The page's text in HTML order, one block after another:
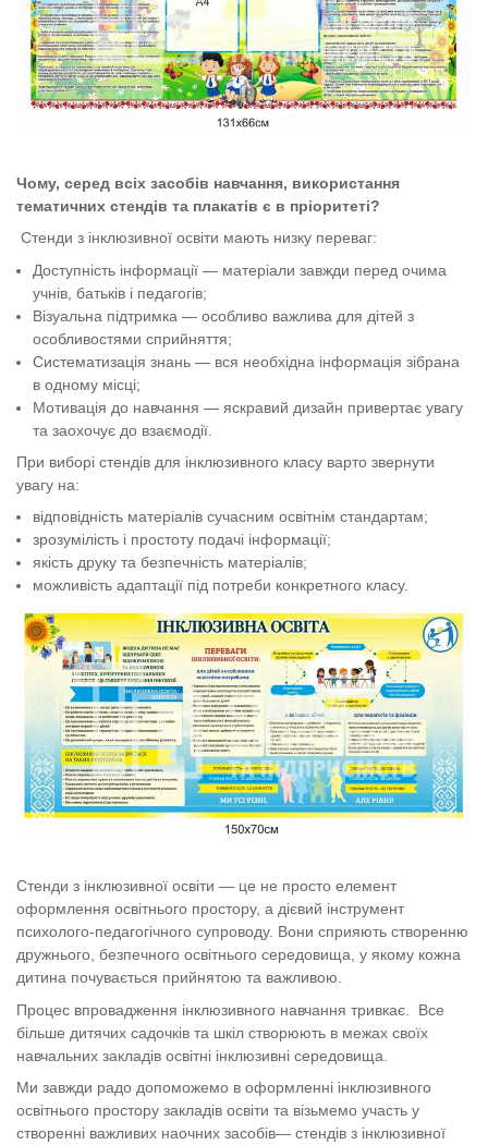
Чому, серед всіх засобів навчання, використання
тематичних стендів та плакатів є в пріоритеті?
Стенди з інклюзивної освіти мають низку переваг:
Доступність інформації — матеріали завжди перед очима
учнів , батьків і педагогів;
Візуальна підтримка — особливо важлива для дітей з
особливостями сприйняття;
Систематизація знань — вся необхідна інформація зібрана
в одному місці;
Мотивація до навчання — яскравий дизайн привертає увагу
та заохочує до взаємодії
При виборі стендів для інклюзивного класу варто звернути
увагу на:
відповідність матеріалів сучасним освітнім стандартам;
зрозумілість і простоту подачі інформації;
якість друку та безпечність матеріалів;
можливість адаптації під потреби конкретного класу.
Стенди з інклюзивної освіти — це не просто елемент
оформлення освітнього простору, а дієвий інструмент
психолого-педагогічного супроводу. Вони сприяють створенню
дружнього, безпечного освітнього середовища, у якому кожна
дитина почувається прийнятою та важливою.
Процес впровадження інклюзивного навчання тривкає.
Все
більше дитячих садочків та шкіл створюють в межах своїх
навчальних закладів освітні інклюзивні середовища.
Ми завжди радо допоможемо в оформленні інклюзивного
освітнього простору закладів освіти та візьмемо участь у
створенні важливих наочних засобів— стендів з інклюзивної